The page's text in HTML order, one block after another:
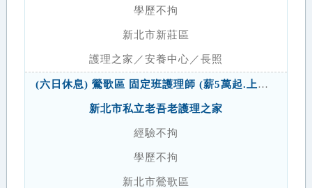
學歷不拘
新北市新莊區
護理之家／安養中心／長照
(六日休息) 鶯歌區 固定班護理師 (薪5萬起.上班時間16:00~24:00.有興趣請洽 謝小姐0921-623-770)
新北市私立老吾老護理之家
經驗不拘
學歷不拘
新北市鶯歌區